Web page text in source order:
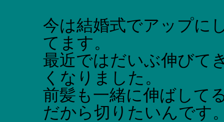
今は結婚式でアップに
てます。
最近ではだいぶ伸びて
くなりました。
前髪も一緒に伸ばして
だから切りたいんです